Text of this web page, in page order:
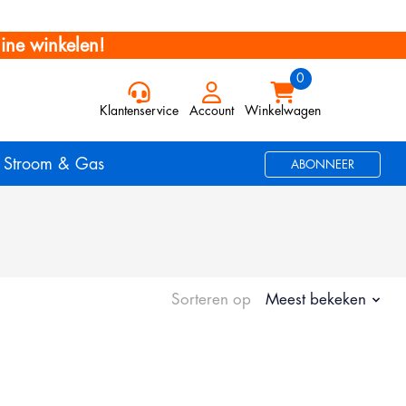
winkelen!
Klantenservice Account Winkelwagen
Stroom & Gas ABONNEER
Sorteren op Meest bekeken